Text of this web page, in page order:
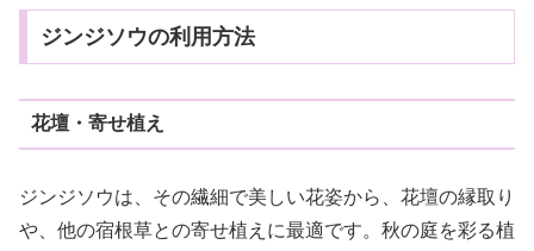
ジンジソウの利用方法
花壇・寄せ植え
ジンジソウは、その繊細で美しい花姿から、花壇の縁取り
や、他の宿根草との寄せ植えに最適です。秋の庭を彩る植